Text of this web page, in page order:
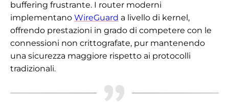
buffering frustrante. I router moderni
implementano WireGuard a livello di kernel,
offrendo prestazioni in grado di competere con le
connessioni non crittografate, pur mantenendo
una sicurezza maggiore rispetto ai protocolli
tradizionali.